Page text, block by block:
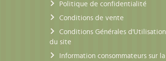
Politique de confidentialité
Conditions de vente
Conditions Générales d'Utilisation
du site
Information consommateurs sur la